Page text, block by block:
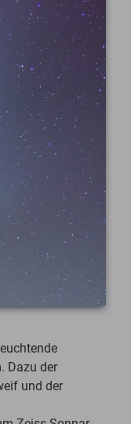
Dazu der
und der